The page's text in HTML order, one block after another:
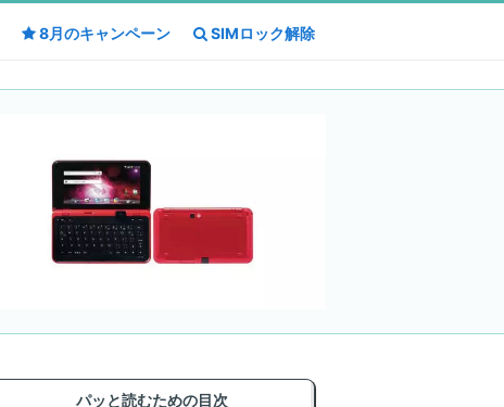
8月のキャンペーン SIMロック解除
パッと読むための目次
8月のキャンペーン SIMロック解除